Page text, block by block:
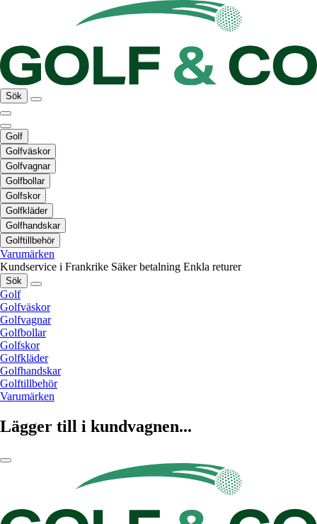
Sök
Golf
Golfväskor
Golfvagnar
Golfbollar
Golfskor
Golfkläder
Golfhandskar
Golftillbehör
Varumärken
Kundservice i Frankrike Säker betalning Enkla returer
Sök
Golf
Golfväskor
Golfvagnar
Golfbollar
Golfskor
Golfkläder
Golfhandskar
Golftillbehör
Varumärken
Lägger till i kundvagnen...